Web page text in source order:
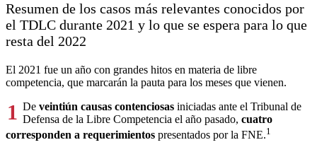
Resumen de los casos más relevantes conocidos por
el TDLC durante 2021 y lo que se espera para lo que
resta del 2022
El 2021 fue un año con grandes hitos en materia de libre
competencia, que marcarán la pauta para los meses que vienen.
1 De veintiún causas contenciosas iniciadas ante el Tribunal de
Defensa de la Libre Competencia el año pasado, cuatro
corresponden a requerimientos presentados por la FNE.1